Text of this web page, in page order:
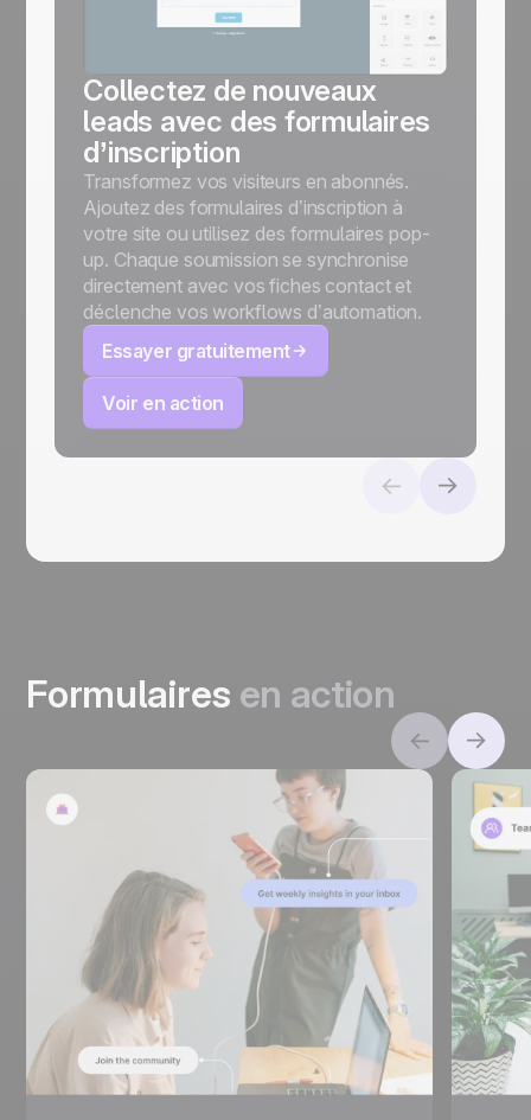
Collectez de nouveaux
leads avec des formulaires
d’inscription
Transformez vos visiteurs en abonnés.
Ajoutez des formulaires d’inscription à
votre site ou utilisez des formulaires pop-
up. Chaque soumission se synchronise
directement avec vos fiches contact et
déclenche vos workflows d’automation.
Essayer gratuitement
Voir en action
Formulaires en action